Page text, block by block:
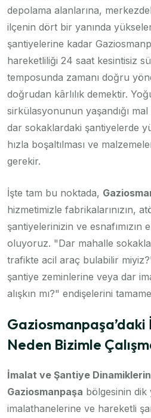
depolama alanlarına,
ilçenin dört bir yanında
şantiyelerine kadar
hareketliliği 24 saat kesintisiz
temposunda zamanı doğru
doğrudan kârlılık demektir.
sirkülasyonunun yaşandığı
dar sokaklardaki şantiyelerde
hızla boşaltılması ve
gerekir.
İşte tam bu noktada,
hizmetimizle fabrikalarınızın,
şantiyelerinizin ve
oluyoruz. "Dar mahalle
trafikte acil araç bulabilir
şantiye zeminlerine veya dar
alışkın mı?" endişelerini
Neden Bizimle
İmalat ve Şantiye
Gaziosmanpaşa bölgesinin dik
imalathanelerine ve hareketli